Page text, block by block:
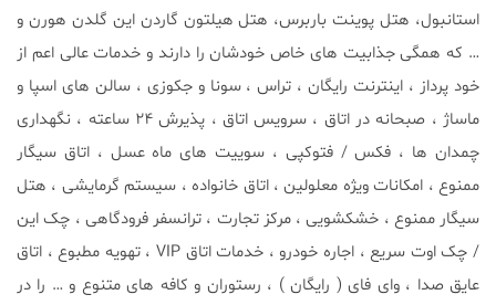
استانبول، هتل پوینت باربرس، هتل هیلتون گاردن این گلدن هورن و
… که همگی جذابیت های خاص خودشان را دارند و خدمات عالی اعم از
خود پرداز ، اینترنت رایگان ، تراس ، سونا و جکوزی ، سالن های اسپا و
ماساژ ، صبحانه در اتاق ، سرویس اتاق ، پذیرش ۲۴ ساعته ، نگهداری
چمدان ‌ها ، فکس / فتوکپی ، سوییت های ماه عسل ، اتاق سیگار
ممنوع ، امکانات ویژه معلولین ، اتاق خانواده ، سیستم گرمایشی ، هتل
سیگار ممنوع ، خشکشویی ، مرکز تجارت ، ترانسفر فرودگاهی ، چک این
/ چک اوت سریع ، اجاره خودرو ، خدمات اتاق VIP ، تهویه مطبوع ، اتاق
عایق صدا ، وای فای ( رایگان ) ، رستوران و کافه های متنوع و … را در